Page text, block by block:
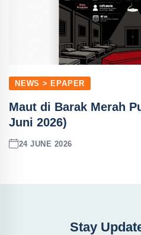
NEWS > EPAPER
Maut di Barak Merah
Juni 2026)
24 JUNE 2026
Stay